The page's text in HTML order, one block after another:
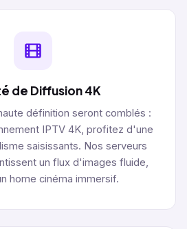
de Diffusion 4K
définition seront comblés :
IPTV 4K, profitez d'une
saisissants. Nos serveurs
un flux d'images fluide,
home cinéma immersif.